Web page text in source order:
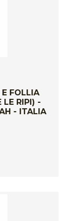
FOLLIA
LE RIPI) -
- ITALIA